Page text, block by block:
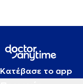
Κατέβασε το app